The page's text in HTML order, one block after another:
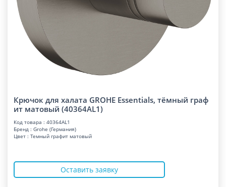
Крючок для халата GROHE Essentials, тёмный граф
ит матовый (40364AL1)
Код товара : 40364AL1
Бренд : Grohe (Германия)
Цвет : Темный графит матовый
Оставить заявку